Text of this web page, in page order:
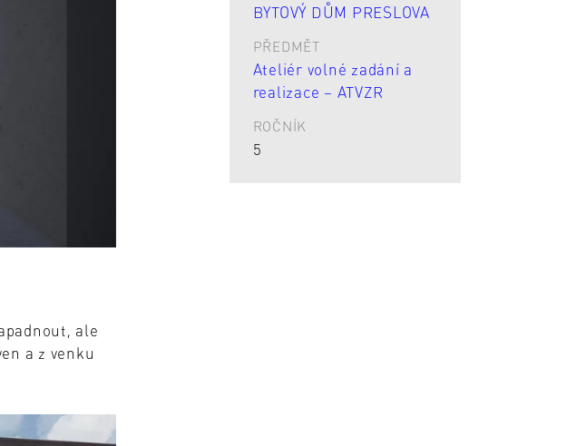
ale
a z venku
BYTOVÝ DŮM PRESLOVA
PŘEDMĚT
Ateliér volné zadání a
realizace – ATVZR
ROČNÍK
5